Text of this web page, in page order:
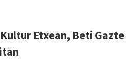
Etxean, Beti Gazte